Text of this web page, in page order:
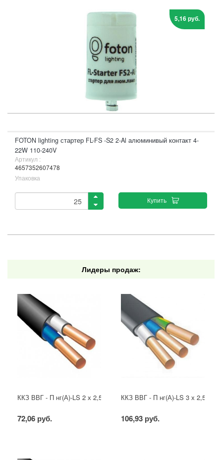
5,16 руб.
FOTON lighting стартер FL-FS -S2 2-Al алюминивый контакт 4-
22W 110-240V
Артикул :
4657352607478
Упаковка
Купить
Лидеры продаж:
ККЗ ВВГ - П нг(А)-LS 2 х 2,5 ГОСТ
72,06 руб.
ККЗ ВВГ - П нг(А)-LS 3 х 2,5
106,93 руб.